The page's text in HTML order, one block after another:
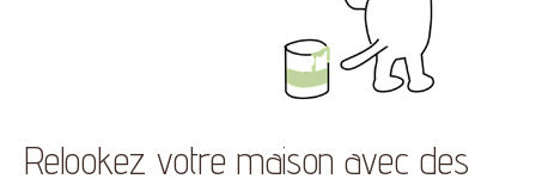
Relookez votre maison avec des